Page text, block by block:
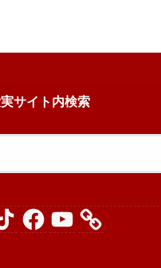
サイト内検索
FacebookYouTube